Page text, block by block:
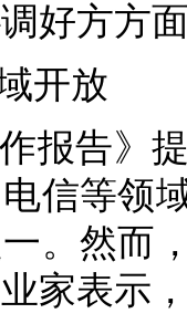
好方方
开放
报告》
信等领
。然而
家表示